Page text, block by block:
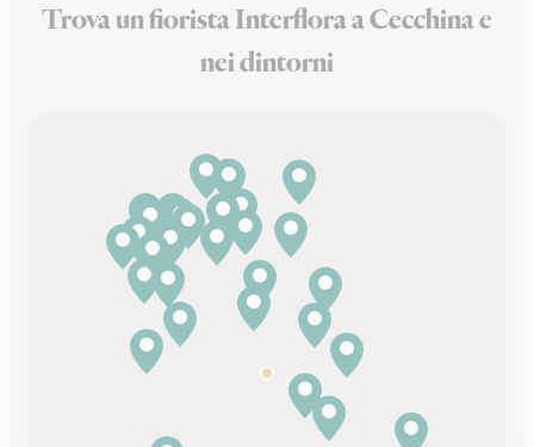
Trova un fiorista Interflora a Cecchina e
nei dintorni